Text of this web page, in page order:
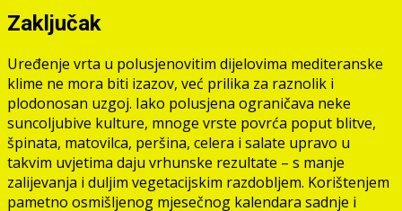
Zaključak
Uređenje vrta u polusjenovitim dijelovima mediteranske
klime ne mora biti izazov, već prilika za raznolik i
plodonosan uzgoj. Iako polusjena ograničava neke
suncoljubive kulture, mnoge vrste povrća poput blitve,
špinata, matovilca, peršina, celera i salate upravo u
takvim uvjetima daju vrhunske rezultate – s manje
zalijevanja i duljim vegetacijskim razdobljem. Korištenjem
pametno osmišljenog mjesečnog kalendara sadnje i